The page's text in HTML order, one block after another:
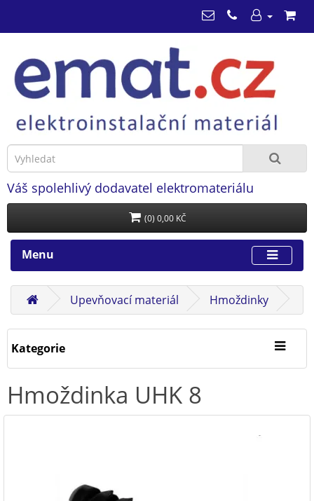
Váš spolehlivý dodavatel elektromateriálu
(0) 0,00 KČ
Menu
Upevňovací materiál Hmoždinky
Kategorie
Hmoždinka UHK 8